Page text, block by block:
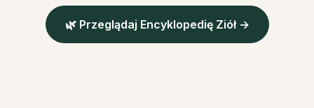
🌿 Przeglądaj Encyklopedię Ziół →